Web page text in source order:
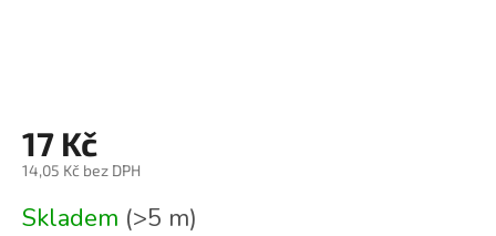
17 Kč
14,05 Kč bez DPH
cena:
Skladem (>5 m)